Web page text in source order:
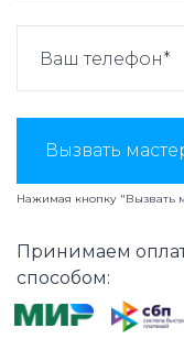
Вызвать
Нажимая кнопку "Вызвать
Принимаем
способом: